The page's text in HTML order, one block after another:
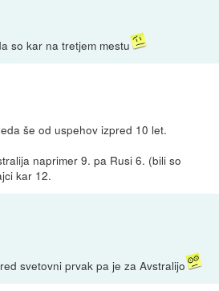
so kar na tretjem mestu
še od uspehov izpred 10 let.
naprimer 9. pa Rusi 6. (bili so
kar 12.
svetovni prvak pa je za Avstralijo